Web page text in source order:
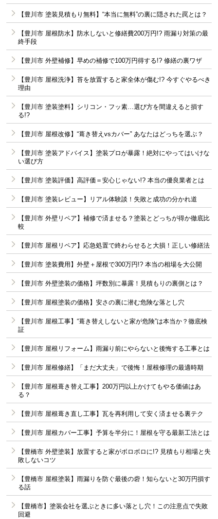
【豊川市 塗装見積もり無料】“本当に無料”の裏に隠された罠とは？
【豊川市 屋根防水】防水しないと修繕費200万円!? 雨漏り対策の最
終手段
【豊川市 外壁補修】早めの補修で100万円得する!? 修繕の裏ワザ
【豊川市 屋根洗浄】苔を放置すると家全体が傷む!? 今すぐやるべき
理由
【豊川市 塗装塗料】シリコン・フッ素…選び方を間違えると損す
る!?
【豊川市 屋根改修】“葺き替えvsカバー” あなたはどっちを選ぶ？
【豊川市 塗装アドバイス】塗装プロが暴露！絶対にやってはいけな
い選び方
【豊川市 塗装評価】高評価＝安心じゃない!? 本当の優良業者とは
【豊川市 塗装レビュー】リアル体験談！失敗と成功の分かれ道
【豊川市 外壁リペア】補修で済ませる？塗装とどっちが得か徹底比
較
【豊川市 屋根リペア】応急処置で終わらせると大損！正しい修繕法
【豊川市 塗装費用】外壁＋屋根で300万円!? 本当の相場を大公開
【豊川市 外壁塗装の価格】坪数別に暴露！見積もりの裏側とは？
【豊川市 屋根塗装の価格】安さの裏に潜む危険な落とし穴
【豊川市 屋根工事】“葺き替えしないと家が危険”は本当か？徹底検
証
【豊川市 屋根リフォーム】雨漏り前にやらないと後悔する工事とは
【豊川市 屋根修繕】「まだ大丈夫」で後悔！屋根修理の最適時期
【豊川市 屋根葺き替え工事】200万円以上かけてもやる価値はあ
る？
【豊川市 屋根葺き直し工事】瓦を再利用して安く済ませる裏テク
【豊川市 屋根カバー工事】予算を半分に！屋根を守る最新工法とは
【豊橋市 外壁塗装】放置すると家がボロボロに!? 見積もり相場と失
敗しないコツ
【豊橋市 屋根塗装】雨漏りを防ぐ最後の砦！知らないと30万円損す
る話
【豊橋市】塗装会社を選ぶときに多い落とし穴！この注意点で失敗
回避